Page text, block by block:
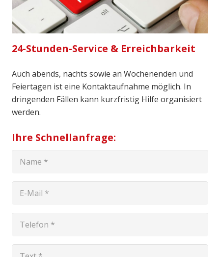
24-Stunden-Service & Erreichbarkeit
Auch abends, nachts sowie an Wochenenden und
Feiertagen ist eine Kontaktaufnahme möglich. In
dringenden Fällen kann kurzfristig Hilfe organisiert
werden.
Ihre Schnellanfrage: